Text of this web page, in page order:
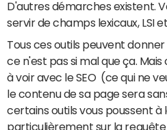
D'autres démarches existent.
servir de champs lexicaux, LSI
Tous ces outils peuvent
ce n'est pas si mal que ça.
à voir avec le SEO (ce qui ne
le contenu de sa page sera
certains outils vous poussent à
particulièrement sur la